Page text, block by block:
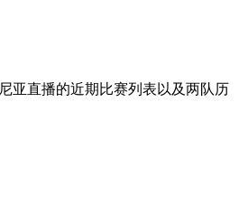
亚直播的近期比赛列表以及两队历